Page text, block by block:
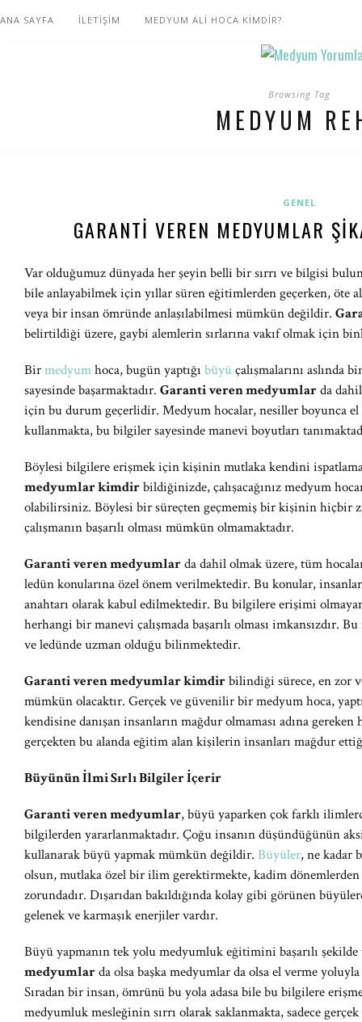
ANA SAYFA İLETİŞİM MEDYUM ALİ HOCA KİMDİR?
Browsing Tag
MEDYUM
GENEL
GARANTI VEREN MEDYUMLAR
Var olduğumuz dünyada her şeyin belli bir sırrı ve bilgisi
bile anlayabilmek için yıllar süren eğitimlerden geçerken, öte
veya bir insan ömründe anlaşılabilmesi mümkün değildir.
belirtildiği üzere, gaybi alemlerin sırlarına vakıf olmak için
Birmedyumhoca, bugün yaptığı büyü çalışmalarını aslında
sayesinde başarmaktadır. Garanti veren medyumlarda
için bu durum geçerlidir. Medyum hocalar, nesiller boyunca
kullanmakta, bu bilgiler sayesinde manevi boyutları
Böylesi bilgilere erişmek için kişinin mutlaka kendini
medyumlar kimdirbildiğinizde, çalışacağınız medyum
olabilirsiniz. Böylesi bir süreçten geçmemiş bir kişinin hiçbir
çalışmanın başarılı olması mümkün olmamaktadır.
Garanti veren medyumlarda dahil olmak üzere, tüm
ledün konularına özel önem verilmektedir. Bu konular,
anahtarı olarak kabul edilmektedir. Bu bilgilere erişimi
herhangi bir manevi çalışmada başarılı olması imkansızdır.
ve ledünde uzman olduğu bilinmektedir.
Garanti veren medyumlar kimdirbilindiği sürece, en zor
mümkün olacaktır. Gerçek ve güvenilir bir medyum hoca,
kendisine danışan insanların mağdur olmaması adına
gerçekten bu alanda eğitim alan kişilerin insanları mağdur
Büyünün İlmi Sırlı Bilgiler İçerir
Garanti veren medyumlar, büyü yaparken çok farklı
bilgilerden yararlanmaktadır. Çoğu insanın düşündüğünün
kullanarak büyü yapmak mümkün değildir. Büyüler, ne kadar
olsun, mutlaka özel bir ilim gerektirmekte, kadim
zorundadır. Dışarıdan bakıldığında kolay gibi görünen
gelenek ve karmaşık enerjiler vardır.
Büyü yapmanın tek yolu medyumluk eğitimini başarılı
medyumlarda olsa başka medyumlar da olsa el verme
Sıradan bir insan, ömrünü bu yola adasa bile bu bilgilere
medyumluk mesleğinin sırrı olarak saklanmakta, sadece